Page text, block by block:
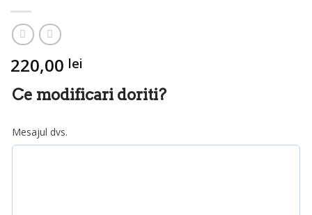
220,00 lei
Ce modificari doriti?
Mesajul dvs.